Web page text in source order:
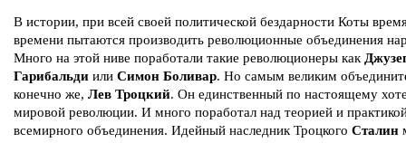
В истории, при всей своей политической бездарности Коты
времени пытаются производить революционные объединения
Много на этой ниве поработали такие революционеры как
Гарибальди или Симон Боливар. Но самым великим
конечно же, Лев Троцкий. Он единственный по настоящему
мировой революции. И много поработал над теорией и
всемирного объединения. Идейный наследник Троцкого Сталин